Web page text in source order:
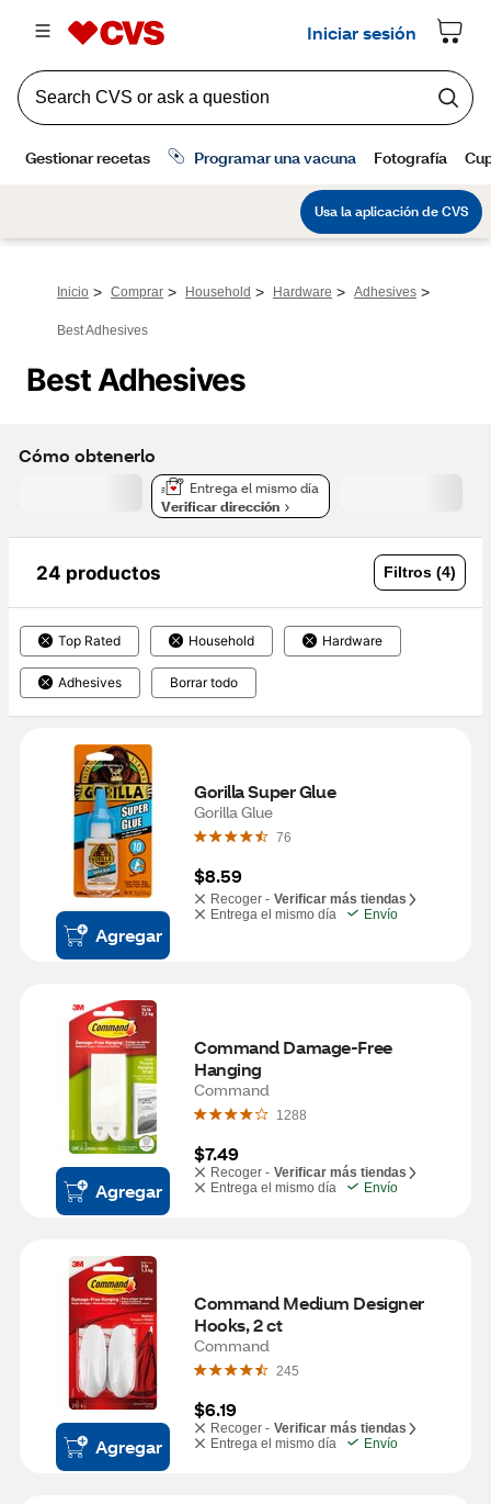
Inicio > Comprar > Household > Hardware > Adhesives >
Best Adhesives
Best Adhesives
Cómo obtenerlo
Entrega el mismo día
Verificar dirección
24 productos Filtros (4)
Top Rated Household Hardware
Adhesives Borrar todo
Agregar
Gorilla Super Glue
Gorilla Glue
76
$8.59
Recoger - Verificar más tiendas
Entrega el mismo día
Envío
Agregar
Command Damage-Free
Hanging
Command
1288
$7.49
Recoger - Verificar más tiendas
Entrega el mismo día
Envío
Agregar
Command Medium Designer
Hooks, 2 ct
Command
245
$6.19
Recoger - Verificar más tiendas
Entrega el mismo día
Envío